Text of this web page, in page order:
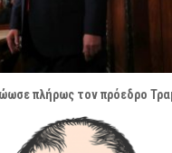
πλήρως τον πρόεδρο